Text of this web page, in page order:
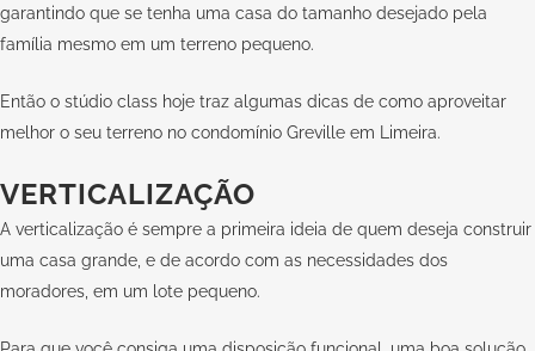
garantindo que se tenha uma casa do tamanho desejado pela
família mesmo em um terreno pequeno.
Então o stúdio class hoje traz algumas dicas de como aproveitar
melhor o seu terreno no condomínio Greville em Limeira.
VERTICALIZAÇÃO
A verticalização é sempre a primeira ideia de quem deseja construir
uma casa grande, e de acordo com as necessidades dos
moradores, em um lote pequeno.